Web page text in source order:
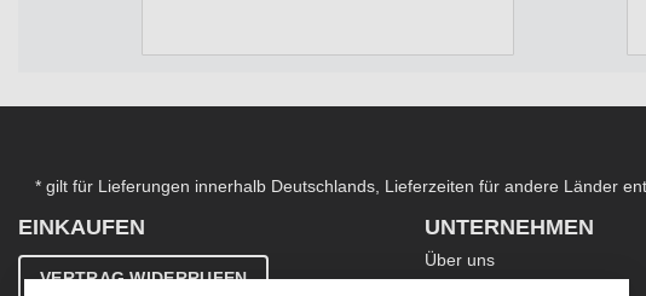
* gilt für Lieferungen innerhalb Deutschlands, Lieferzeiten für andere Länder
EINKAUFEN
VERTRAG WIDERRUFEN
UNTERNEHMEN
Über uns
Kontakt